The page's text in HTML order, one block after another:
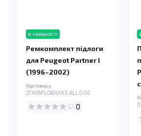
в наявності
Ремкомплект підлоги
для Peugeot Partner I
(1996–2002)
Код товару:
21.WBFLORXXXX.ALL.0.00
0